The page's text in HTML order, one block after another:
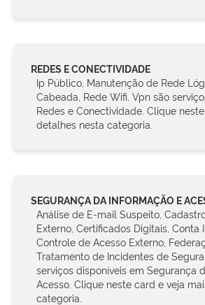
REDES E CONECTIVIDADE
Ip Público, Manutenção de Rede
Cabeada, Rede Wifi, Vpn são
Redes e Conectividade. Clique
detalhes nesta categoria.
SEGURANÇA DA INFORMAÇÃO E
Análise de E-mail Suspeito,
Externo, Certificados Digitais, Conta
Controle de Acesso Externo,
Tratamento de Incidentes de
serviços disponíveis em Segurança
Acesso. Clique neste card e veja
categoria.